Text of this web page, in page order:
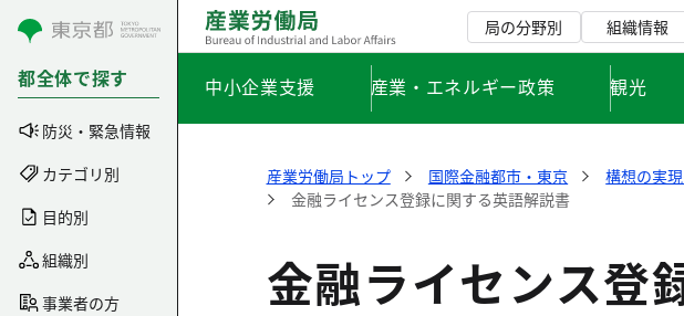
コンテンツにスキップ
都全体で探す
防災・緊急情報
カテゴリ別
目的別
組織別
事業者の方
局の分野別 組織情報
中小企業支援 産業・エネルギー政策 観光
産業労働局トップ 国際金融都市・東京 構想の実
金融ライセンス登録に関する英語解説書
金融ライセンス登